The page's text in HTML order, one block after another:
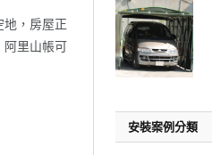
，房屋正
阿里山帳可
安裝案例分類